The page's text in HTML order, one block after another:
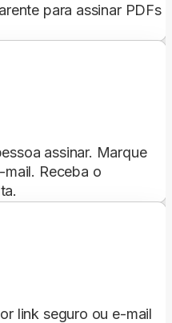
para assinar PDFs
assinar. Marque
Receba o
link seguro ou e-mail